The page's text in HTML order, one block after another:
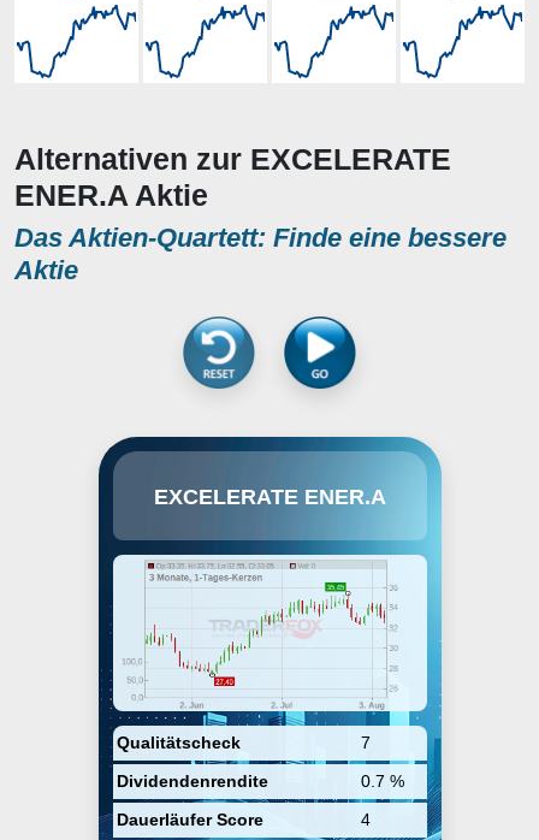
Alternativen zur EXCELERATE
ENER.A Aktie
Das Aktien-Quartett: Finde eine bessere
Aktie
EXCELERATE ENER.A
Qualitätscheck
7
Dividendenrendite
0.7 %
Dauerläufer Score
4
the provision of liquefied natural
solutions to markets. The
company was founded on
September 10, 2021 and is
headquartered in The Woodlands,